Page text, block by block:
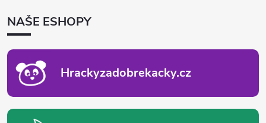
ANAŠE ESHOPY
Hrackyzadobrekacky.cz